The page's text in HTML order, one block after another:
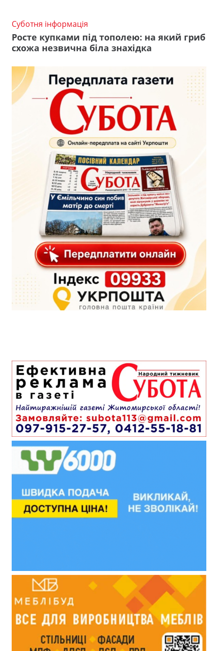
Суботня інформація
Росте купками під тополею: на який гриб
схожа незвична біла знахідка